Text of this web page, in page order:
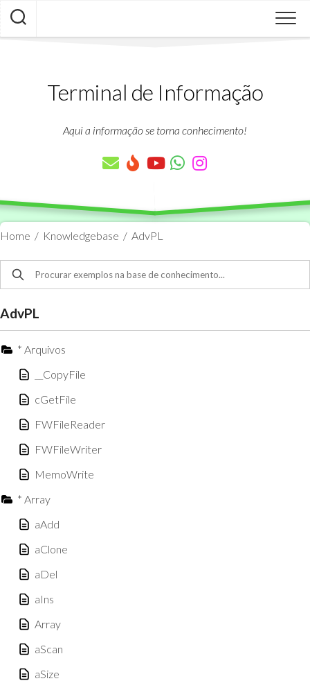
Skip
content
Terminal de Informação
Aqui a informação se torna conhecimento!
Home / Knowledgebase / AdvPL
AdvPL
* Arquivos
__CopyFile
cGetFile
FWFileReader
FWFileWriter
MemoWrite
* Array
aAdd
aClone
aDel
aIns
Array
aScan
aSize